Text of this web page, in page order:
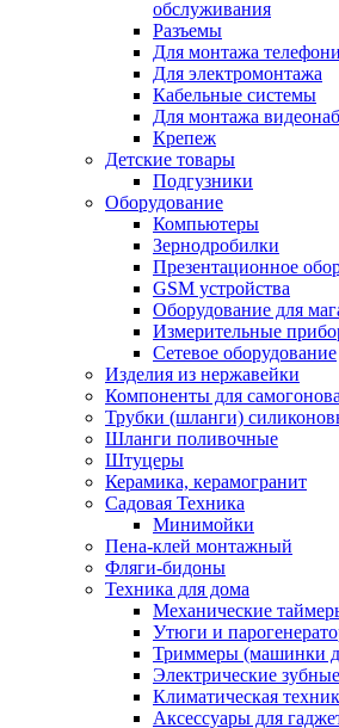
обслуживания
Разъемы
Для монтажа
Для электромонтажа
Кабельные системы
Для монтажа
Крепеж
Детские товары
Подгузники
Оборудование
Компьютеры
Зернодробилки
Презентационное
GSM устройства
Оборудование для
Измерительные
Сетевое оборудование
Изделия из нержавейки
Компоненты для
Трубки (шланги)
Шланги поливочные
Штуцеры
Керамика, керамогранит
Садовая Техника
Минимойки
Пена-клей монтажный
Фляги-бидоны
Техника для дома
Механические
Утюги и
Триммеры (машинки
Электрические
Климатическая
Аксессуары для